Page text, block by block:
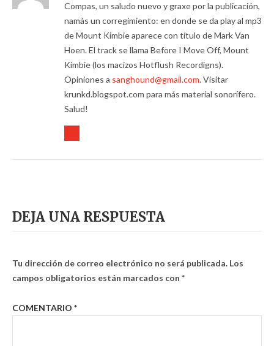
Compas, un saludo nuevo y graxe por la publicación,
namás un corregimiento: en donde se da play al mp3
de Mount Kimbie aparece con título de Mark Van
Hoen. El track se llama Before I Move Off, Mount
Kimbie (los macizos Hotflush Recordigns).
Opiniones a sanghound@gmail.com. Visitar
krunkd.blogspot.com para más material sonorífero.
Salud!
DEJA UNA RESPUESTA
Tu dirección de correo electrónico no será publicada. Los
campos obligatorios están marcados con *
COMENTARIO *